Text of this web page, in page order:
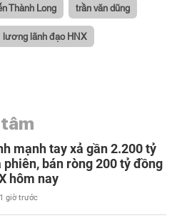
Thành Long trần văn dũng
lương lãnh đạo HNX
mạnh tay xả gần 2.200 tỷ
phiên, bán ròng 200 tỷ đồng
hôm nay
1 giờ trước